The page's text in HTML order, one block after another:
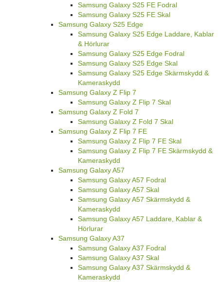
Samsung Galaxy S25 FE Fodral
Samsung Galaxy S25 FE Skal
Samsung Galaxy S25 Edge
Samsung Galaxy S25 Edge Laddare, Kablar
& Hörlurar
Samsung Galaxy S25 Edge Fodral
Samsung Galaxy S25 Edge Skal
Samsung Galaxy S25 Edge Skärmskydd &
Kameraskydd
Samsung Galaxy Z Flip 7
Samsung Galaxy Z Flip 7 Skal
Samsung Galaxy Z Fold 7
Samsung Galaxy Z Fold 7 Skal
Samsung Galaxy Z Flip 7 FE
Samsung Galaxy Z Flip 7 FE Skal
Samsung Galaxy Z Flip 7 FE Skärmskydd &
Kameraskydd
Samsung Galaxy A57
Samsung Galaxy A57 Fodral
Samsung Galaxy A57 Skal
Samsung Galaxy A57 Skärmskydd &
Kameraskydd
Samsung Galaxy A57 Laddare, Kablar &
Hörlurar
Samsung Galaxy A37
Samsung Galaxy A37 Fodral
Samsung Galaxy A37 Skal
Samsung Galaxy A37 Skärmskydd &
Kameraskydd